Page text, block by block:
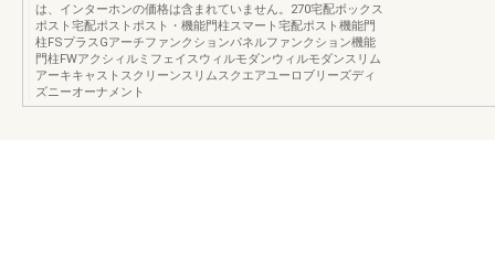
は、インターホンの価格は含まれていません。270宅配ボックス
ポスト宅配ポストポスト・機能門柱スマート宅配ポスト機能門
柱FSプラスGアーチファンクションパネルファンクション機能
門柱FWアクシィルミフェイスウィルモダンウィルモダンスリム
アーキキャストスクリーンスリムスクエアユーロブリーズディ
ズニーオーナメント